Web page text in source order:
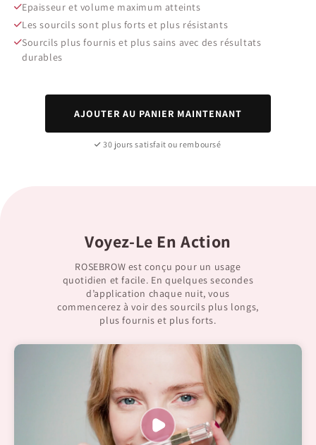
Epaisseur et volume maximum atteints
Les sourcils sont plus forts et plus résistants
Sourcils plus fournis et plus sains avec des résultats
durables
AJOUTER AU PANIER MAINTENANT
30 jours satisfait ou remboursé
Voyez-Le En Action
ROSEBROW est conçu pour un usage
quotidien et facile. En quelques secondes
d’application chaque nuit, vous
commencerez à voir des sourcils plus longs,
plus fournis et plus forts.